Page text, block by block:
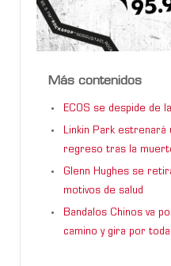
Más contenidos
ECOS se despide de
Linkin Park estrenará
regreso tras la
Glenn Hughes se
motivos de salud
Bandalos Chinos va
camino y gira por